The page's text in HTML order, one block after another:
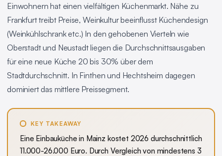
Einwohnern hat einen vielfältigen Küchenmarkt. Nähe zu
Frankfurt treibt Preise, Weinkultur beeinflusst Küchendesign
(Weinkühlschrank etc.) In den gehobenen Vierteln wie
Oberstadt und Neustadt liegen die Durchschnittsausgaben
für eine neue Küche 20 bis 30% über dem
Stadtdurchschnitt. In Finthen und Hechtsheim dagegen
dominiert das mittlere Preissegment.
KEY TAKEAWAY
Eine Einbauküche in Mainz kostet 2026 durchschnittlich
11.000-26.000 Euro. Durch Vergleich von mindestens 3